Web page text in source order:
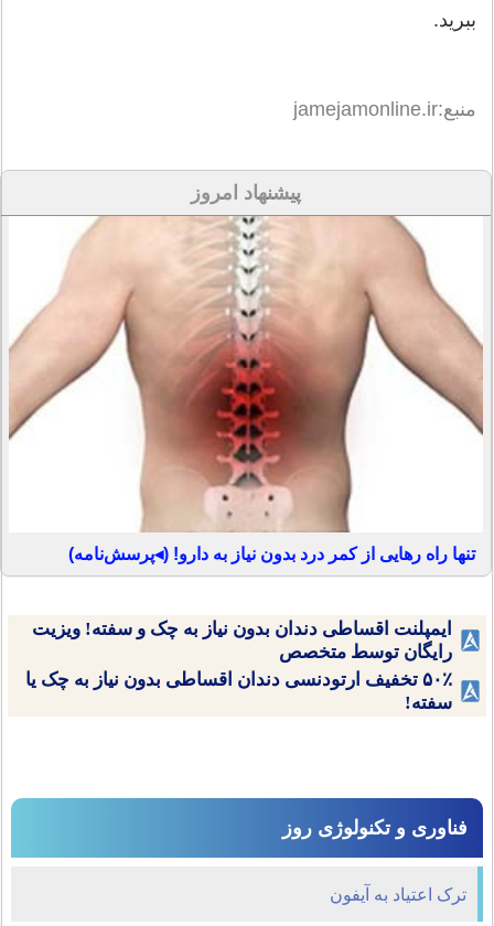
ببرید.
منبع:jamejamonline.ir
پیشنهاد امروز
تنها راه رهایی از کمر درد بدون نیاز به دارو! (◂پرسش‌نامه)
ایمپلنت اقساطی دندان بدون نیاز به چک و سفته! ویزیت
رایگان توسط متخصص
۵۰٪ تخفیف ارتودنسی دندان اقساطی بدون نیاز به چک یا
سفته!
فناوری و تکنولوژی روز
ترک اعتیاد به آیفون